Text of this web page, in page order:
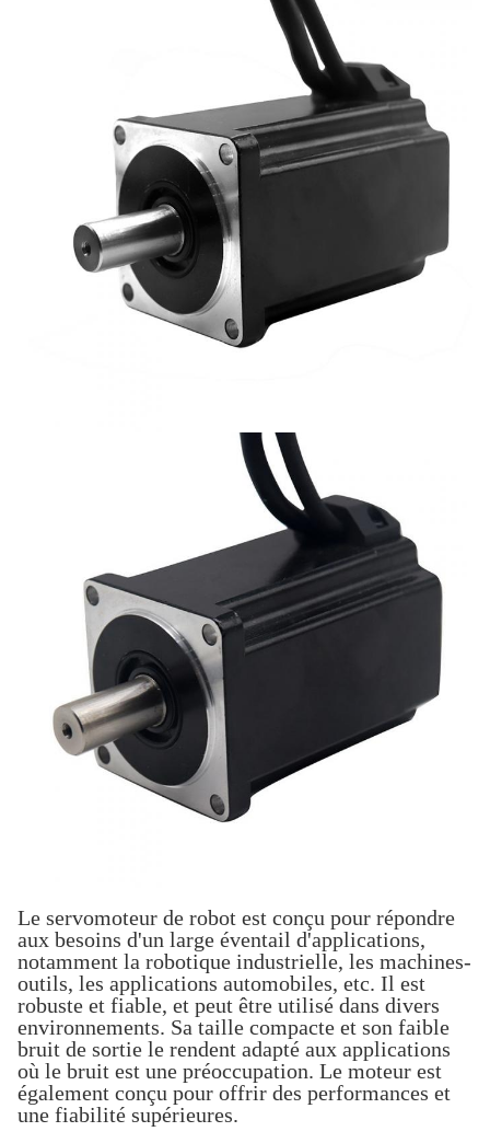
Le servomoteur de robot est conçu pour répondre
aux besoins d'un large éventail d'applications,
notamment la robotique industrielle, les machines-
outils, les applications automobiles, etc. Il est
robuste et fiable, et peut être utilisé dans divers
environnements. Sa taille compacte et son faible
bruit de sortie le rendent adapté aux applications
où le bruit est une préoccupation. Le moteur est
également conçu pour offrir des performances et
une fiabilité supérieures.